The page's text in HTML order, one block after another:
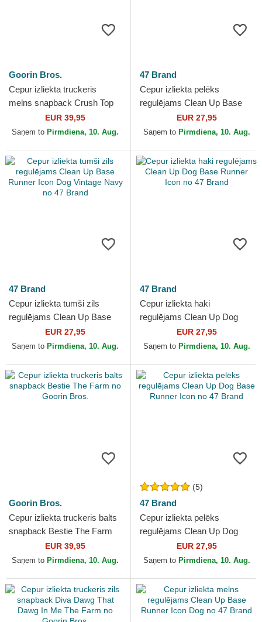
Goorin Bros.
Cepur izliekta truckeris
melns snapback Crush Top
Dog The Farm no Goorin
Bros.
EUR 39,95
Saņem to Pirmdiena, 10. Aug.
47 Brand
Cepur izliekta pelēks
regulējams Clean Up Base
Runner Icon Dog no 47 Brand
EUR 27,95
Saņem to Pirmdiena, 10. Aug.
47 Brand
Cepur izliekta tumši zils
regulējams Clean Up Base
Runner Icon Dog Vintage
Navy no 47 Brand
EUR 27,95
Saņem to Pirmdiena, 10. Aug.
47 Brand
Cepur izliekta haki
regulējams Clean Up Dog
Base Runner Icon no 47
Brand
EUR 27,95
Saņem to Pirmdiena, 10. Aug.
Goorin Bros.
Cepur izliekta truckeris balts
snapback Bestie The Farm
no Goorin Bros.
EUR 39,95
Saņem to Pirmdiena, 10. Aug.
(5)
47 Brand
Cepur izliekta pelēks
regulējams Clean Up Dog
Base Runner Icon no 47
Brand
EUR 27,95
Saņem to Pirmdiena, 10. Aug.